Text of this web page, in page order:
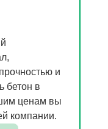
и
бетон в
ценам вы
компании.